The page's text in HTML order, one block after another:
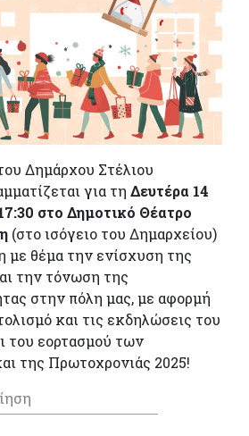
Δημάρχου Στέλιου
για τη Δευτέρα 14
στο Δημοτικό Θέατρο
(στο ισόγειο του Δημαρχείου)
με θέμα την ενίσχυση της
την τόνωση της
στην πόλη μας, με αφορμή
και τις εκδηλώσεις του
του εορτασμού των
της Πρωτοχρονιάς 2025!